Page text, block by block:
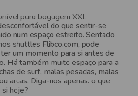
para bagagem XXL.
do que sentir-se
num espaço estreito. Sentado
shuttles Flibco.com, pode
um momento para si antes de
Há também muito espaço para a
de surf, malas pesadas, malas
arcas. Diga-nos apenas: o que
hoje?